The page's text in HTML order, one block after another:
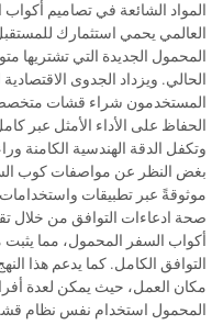
المواد الشائعة في تصاميم أكواب
العالمي يحمي استثمارك
المحمول الجديدة التي تشتريها
الحالي. ويزداد الجدوى
المستخدمون شراء قشات
الحفاظ على الأداء الأمثل عبر
وتكفل الدقة الهندسية الكامنة
بغض النظر عن مواصفات كوب
موثوقةً عبر تطبيقات
صحة ادعاءات التوافق من خلال
أكواب السفر المحمول، مما يثبت
التوافق الكامل. كما يدعم هذا
مكان العمل، حيث يمكن لعدة
المحمول استخدام نفس نظام